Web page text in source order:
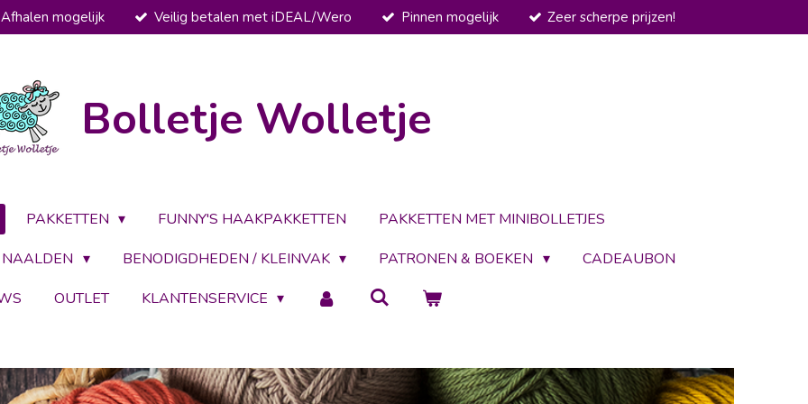
Afhalen mogelijk Veilig betalen met iDEAL/Wero Pinnen mogelijk Zeer scherpe prijzen!
Bolletje Wolletje
PAKKETTEN FUNNY'S HAAKPAKKETTEN
PAKKETTEN MET MINIBOLLETJES
NAALDEN BENODIGDHEDEN / KLEINVAK PATRONEN & BOEKEN
CADEAUBON
OUTLET KLANTENSERVICE